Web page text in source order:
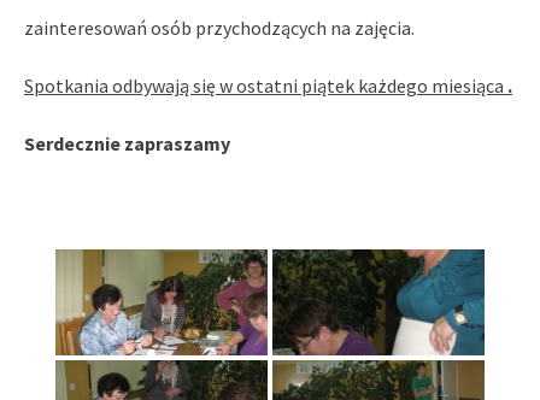
zainteresowań osób przychodzących na zajęcia.
Spotkania odbywają się w ostatni piątek każdego miesiąca .
Serdecznie zapraszamy